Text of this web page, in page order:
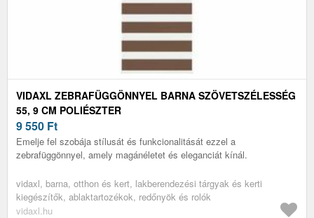
VIDAXL ZEBRAFÜGGÖNNYEL BARNA SZÖVETSZÉLESSÉG
55, 9 CM POLIÉSZTER
9 550 Ft
Emelje fel szobája stílusát és funkcionalitását ezzel a
zebrafüggönnyel, amely magánéletet és eleganciát kínál.
vidaxl, barna, otthon és kert, lakberendezési tárgyak és kerti
kiegészítők, ablaktartozékok, redőnyök és rolók
vidaxl.hu